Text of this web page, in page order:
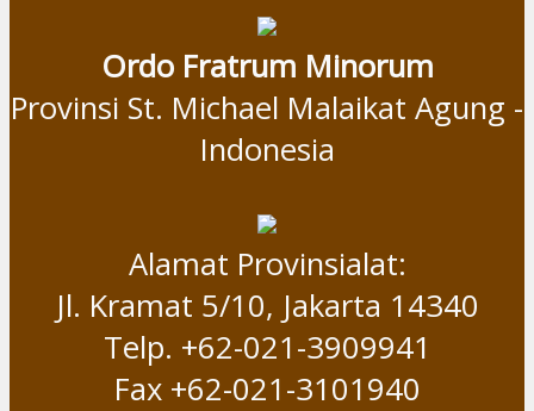
Ordo Fratrum Minorum
Provinsi St. Michael Malaikat Agung -
Indonesia
Alamat Provinsialat:
Jl. Kramat 5/10, Jakarta 14340
Telp. +62-021-3909941
Fax +62-021-3101940